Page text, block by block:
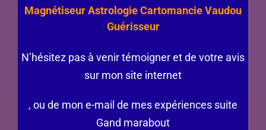
Magnétiseur Astrologie Cartomancie Vaudou
Guérisseur
N’hésitez pas à venir témoigner et de votre avis
sur mon site internet
, ou de mon e-mail de mes expériences suite
Gand marabout